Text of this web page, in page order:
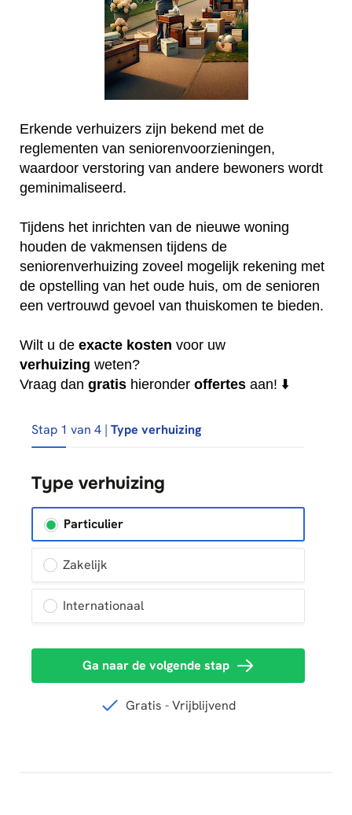
Erkende verhuizers zijn bekend met de
reglementen van seniorenvoorzieningen,
waardoor verstoring van andere bewoners wordt
geminimaliseerd.
Tijdens het inrichten van de nieuwe woning
houden de vakmensen tijdens de
seniorenverhuizing zoveel mogelijk rekening met
de opstelling van het oude huis, om de senioren
een vertrouwd gevoel van thuiskomen te bieden.
Wilt u de exacte kosten voor uw
verhuizing weten?
Vraag dan gratis hieronder offertes aan! ⬇️